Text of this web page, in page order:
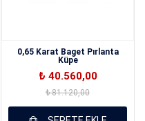
0,65 Karat Baget Pırlanta
Küpe
₺ 40.560,00
₺ 81.120,00